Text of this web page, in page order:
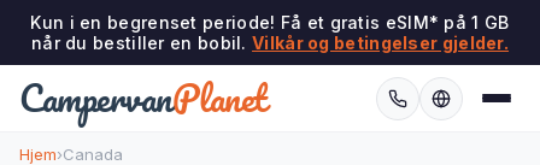
Kun i en begrenset periode! Få et gratis eSIM* på 1 GB
når du bestiller en bobil.Vilkår og betingelser gjelder.
CampervanPlanet
Hjem›Canada